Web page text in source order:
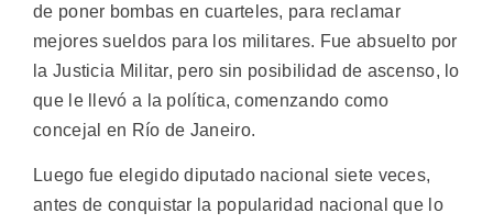
de poner bombas en cuarteles, para reclamar
mejores sueldos para los militares. Fue absuelto por
la Justicia Militar, pero sin posibilidad de ascenso, lo
que le llevó a la política, comenzando como
concejal en Río de Janeiro.
Luego fue elegido diputado nacional siete veces,
antes de conquistar la popularidad nacional que lo